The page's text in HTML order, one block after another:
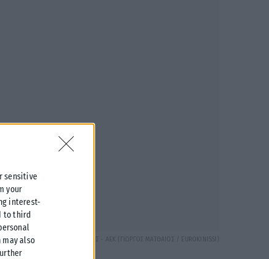
sensitive
your
interest-
to third
also
LEAGUE 2022-2023 / ΙΩΝΙΚΟΣ - ΑΕΚ (ΓΙΩΡΓΟΣ ΜΑΤΘΑΙΟΣ / EUROKINISSI)